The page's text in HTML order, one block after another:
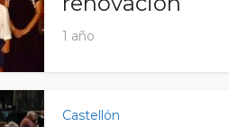
1 año
Castellón